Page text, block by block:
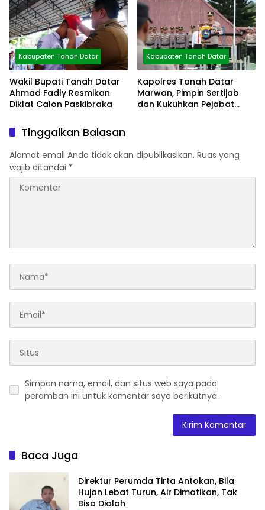
Kabupaten Tanah Datar
Wakil Bupati Tanah Datar
Ahmad Fadly Resmikan
Diklat Calon Paskibraka
Kabupaten Tanah Datar
Kapolres Tanah Datar
Marwan, Pimpin Sertijab
dan Kukuhkan Pejabat
Tinggalkan Balasan
Alamat email Anda tidak akan dipublikasikan. Ruas yang
wajib ditandai *
Simpan nama, email, dan situs web saya pada
peramban ini untuk komentar saya berikutnya.
Baca Juga
Direktur Perumda Tirta Antokan, Bila
Hujan Lebat Turun, Air Dimatikan, Tak
Bisa Diolah